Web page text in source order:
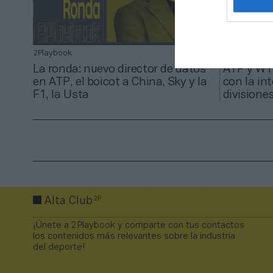
2Playbook
La ronda: nuevo director de datos
en ATP, el boicot a China, Sky y la
F1, la Usta
ATP y
con la
Alta Club2P
¡Únete a 2Playbook y comparte con tus contactos
los contenidos más relevantes sobre la industria
del deporte!